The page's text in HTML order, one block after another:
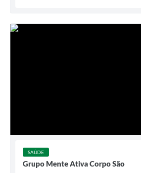
SAÚDE
Grupo Mente Ativa Corpo São